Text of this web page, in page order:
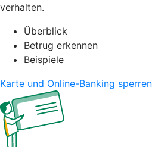
verhalten.
Überblick
Betrug erkennen
Beispiele
Karte und Online-Banking sperren